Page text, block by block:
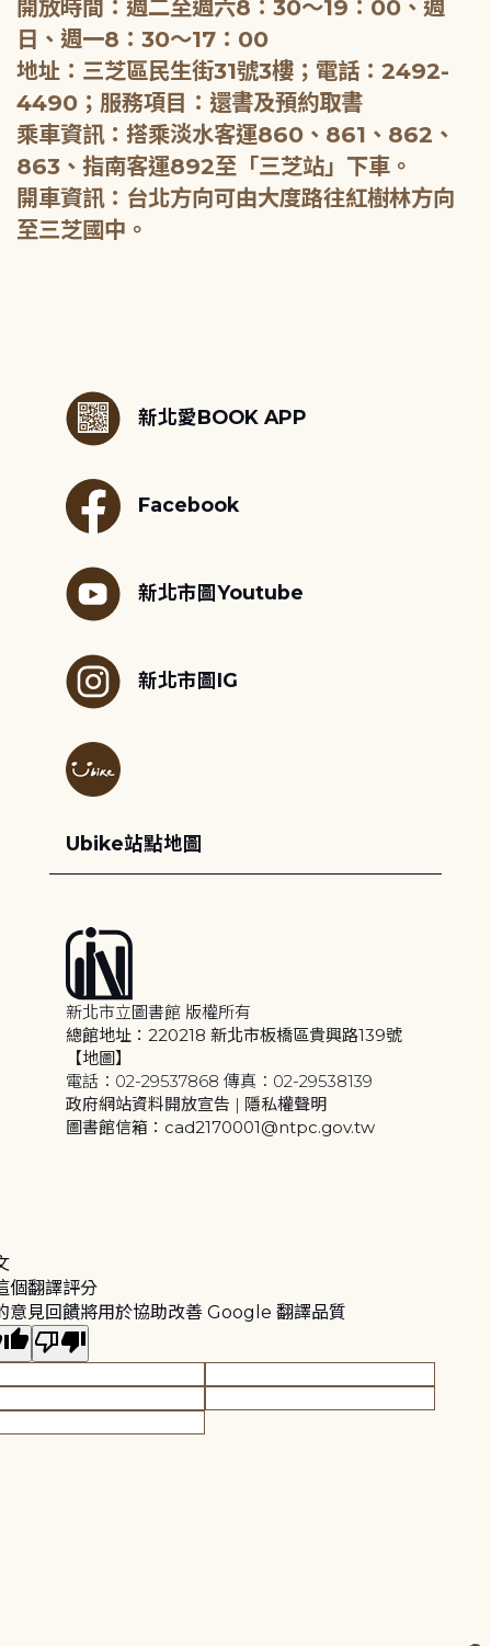
開放時間：週二至週六8：30～19：00、週
日、週一8：30～17：00
地址：三芝區民生街31號3樓；電話：2492-
4490；服務項目：還書及預約取書
乘車資訊：搭乘淡水客運860、861、862、
863、指南客運892至「三芝站」下車。
開車資訊：台北方向可由大度路往紅樹林方向
至三芝國中。
新北愛BOOK APP
Facebook
新北市圖Youtube
新北市圖IG
Ubike站點地圖
新北市立圖書館 版權所有
總館地址：220218 新北市板橋區貴興路139號
【地圖】
電話：02-29537868 傳真：02-29538139
政府網站資料開放宣告 | 隱私權聲明
圖書館信箱：cad2170001@ntpc.gov.tw
個翻譯評分
意見回饋將用於協助改善 Google 翻譯品質